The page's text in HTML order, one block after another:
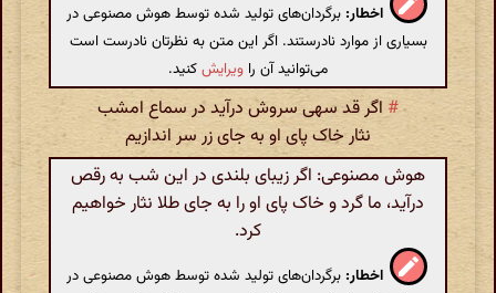
اخطار: برگردان‌های تولید شده توسط هوش مصنوعی در
بسیاری از موارد نادرستند. اگر این متن به نظرتان نادرست است
می‌توانید آن را ویرایشکنید.
# اگر قد سهی سروش درآید در سماع امشب
نثار خاک پای او به جای زر سر اندازیم
هوش مصنوعی: اگر زیبای بلندی در این شب به رقص
درآید، ما گرد و خاک پای او را به جای طلا نثار خواهیم
کرد.
اخطار: برگردان‌های تولید شده توسط هوش مصنوعی در